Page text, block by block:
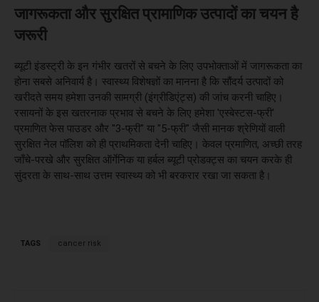
जागरूकता और सुरक्षित प्रामाणिक उत्पादों का चयन है
जरूरी
ब्यूटी इंडस्ट्री के इन गंभीर खतरों से बचने के लिए उपभोक्ताओं में जागरूकता का
होना सबसे अनिवार्य है। स्वास्थ्य विशेषज्ञों का मानना है कि सौंदर्य उत्पादों को
खरीदते समय हमेशा उनकी सामग्री (इंग्रीडिएंट्स) की जांच करनी चाहिए।
रसायनों के इस खतरनाक प्रभाव से बचने के लिए हमेशा 'एस्बेस्टस-फ्री'
प्रमाणित फेस पाउडर और "3-फ्री" या "5-फ्री" जैसी मानक श्रेणियों वाली
सुरक्षित नेल पॉलिश को ही प्राथमिकता देनी चाहिए। केवल प्रमाणित, अच्छी तरह
जाँचे-परखे और सुरक्षित ऑर्गेनिक या हर्बल ब्यूटी प्रोडक्ट्स का चयन करके ही
सुंदरता के साथ-साथ उत्तम स्वास्थ्य को भी बरकरार रखा जा सकता है।
TAGS cancer risk